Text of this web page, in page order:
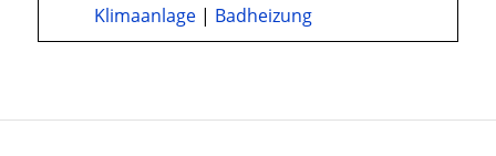
Klimaanlage| Badheizung